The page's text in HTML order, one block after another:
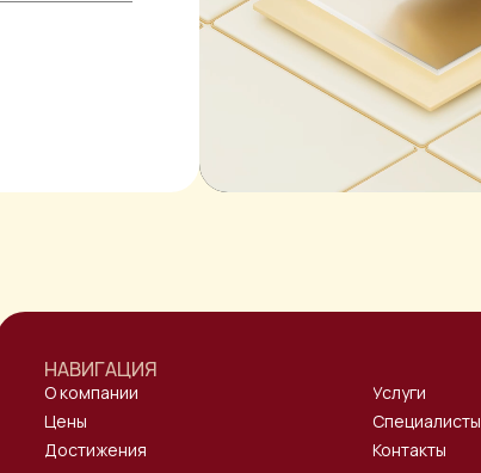
НАВИГАЦИЯ
О компании
Цены
Достижения
Услуги
Специалисты
Контакты